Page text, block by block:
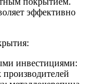
эффективно
инвестициями:
производителей